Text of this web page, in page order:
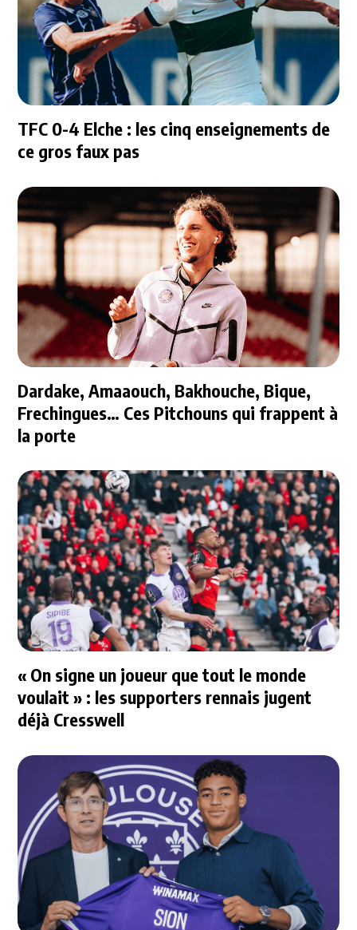
TFC 0-4 Elche : les cinq enseignements de
ce gros faux pas
Dardake, Amaaouch, Bakhouche, Bique,
Frechingues… Ces Pitchouns qui frappent à
la porte
« On signe un joueur que tout le monde
voulait » : les supporters rennais jugent
déjà Cresswell